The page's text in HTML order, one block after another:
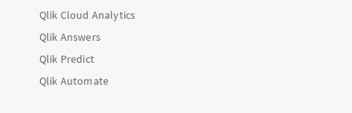
Qlik Cloud Analytics
Qlik Answers
Qlik Predict
Qlik Automate